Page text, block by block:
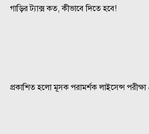
গাড়ির ট্যাক্স কত, কীভাবে দিতে হবে!
প্রকাশিত হলো মূসক পরামর্শক লাইসেন্স